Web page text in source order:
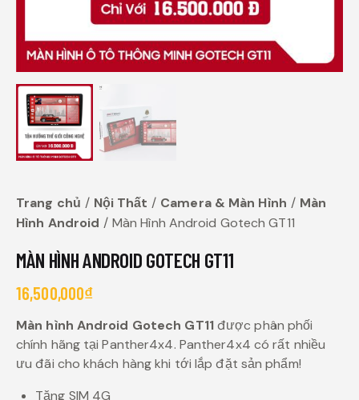
Trang chủ Nội Thất Camera & Màn Hình
Màn
Hình Android
Màn Hình Android Gotech GT11
MÀN HÌNH ANDROID GOTECH GT11
16,500,000₫
Màn hình Android Gotech GT11được phân phối
chính hãng tại Panther4x4. Panther4x4 có rất nhiều
ưu đãi cho khách hàng khi tới lắp đặt sản phẩm!
Tặng SIM 4G